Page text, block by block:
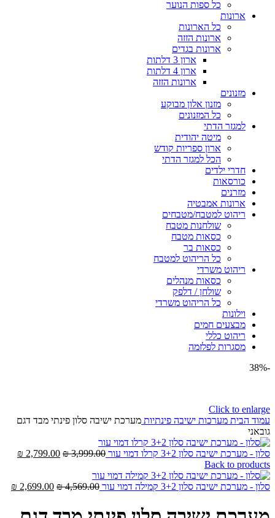
כל ספות הנוער
ארונות
כל הארונות
ארונות הזזה
ארונות בגדים
ארון 3 דלתות
ארון 4 דלתות
ארונות הזזה
מזנונים
מזנון אלון מבוקע
כל המזנונים
למגזר הדתי
מיטה יהודית
ארון ספריות קודש
הכל למגזר הדתי
חדרי ילדים
כורסאות
מזרנים
ארונות אמבטיה
ריהוט למטבח/מטבחים
שולחנות מטבח
כסאות מטבח
כסאות בר
כל הריהוט למטבח
ריהוט משרדי
כסאות מנהלים
שולחן / דלפק
כל הריהוט משרדי
וילונות
מבצעים חמים
ריהוט כללי
מסגרות לפלזמה
-38%
Click to enlarge
עמוד הבית מערכות ישיבה פינתיות מערכת ישיבה סלון פינתי מבד דגם
גובאני
סלון - מערכת ישיבה סלון 3+2 קרלו דמוי עור 3,999.00
₪ המחיר
3,999.00 ₪.
2,799.00
₪
₪.
Back to products
סלון - מערכת ישיבה סלון 3+2 קמילה דמוי עור 4,569.00
₪ המחיר
2,699.00
₪